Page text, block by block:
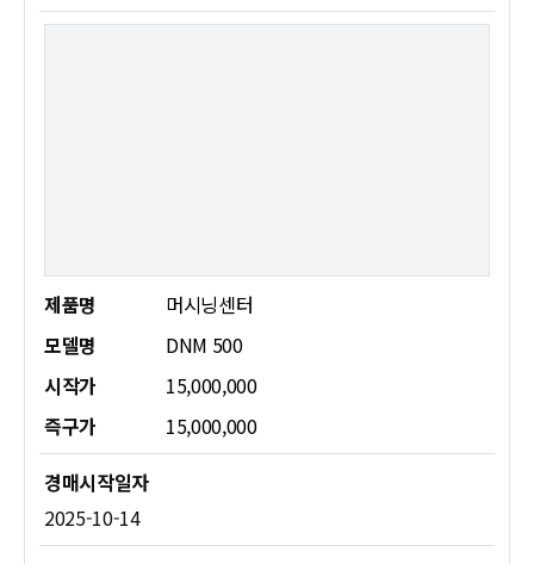
제품명
머시닝센터
모델명
DNM 500
시작가
15,000,000
즉구가
15,000,000
2025-10-14